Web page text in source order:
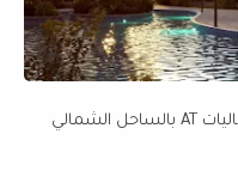
Liberty Developments تطلق أولى فعاليات AT بالساحل الشمالي